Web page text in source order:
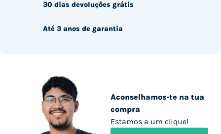
Aconselhamos-te na tua
compra
Estamos a um clique!
30 dias devoluções grátis
Até 3 anos de garantia